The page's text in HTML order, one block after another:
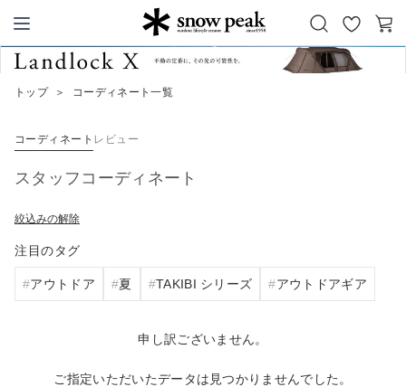
Snow Peak
お
気
カ
トップ ＞ コーディネート一覧
コーディネート レビュー
スタッフコーディネート
絞込みの解除
注目のタグ
アウトドア 夏 TAKIBI シリーズ アウトドアギア
申し訳ございません。
ご指定いただいたデータは見つかりませんでした。